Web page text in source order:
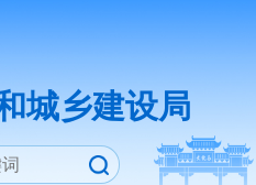
城乡建设局